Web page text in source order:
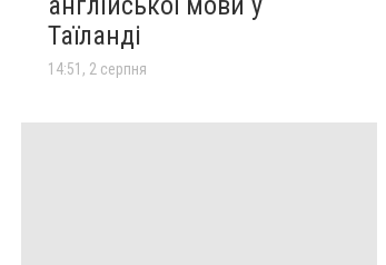
Таїланді
14:51, 2 серпня